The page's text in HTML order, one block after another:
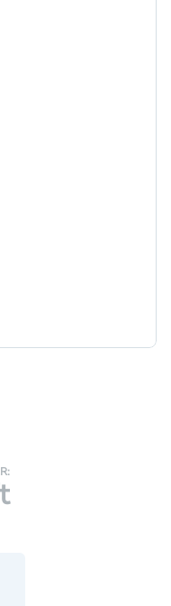
listához
when on sale